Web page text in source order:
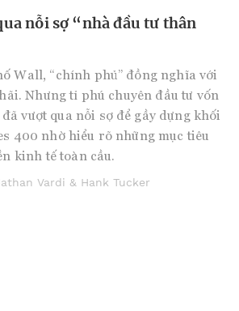
nỗi sợ “nhà đầu tư thân
Wall, “chính phủ” đồng nghĩa với
Nhưng tỉ phú chuyên đầu tư vốn
vượt qua nỗi sợ để gầy dựng khối
400 nhờ hiểu rõ những mục tiêu
kinh tế toàn cầu.
Vardi & Hank Tucker